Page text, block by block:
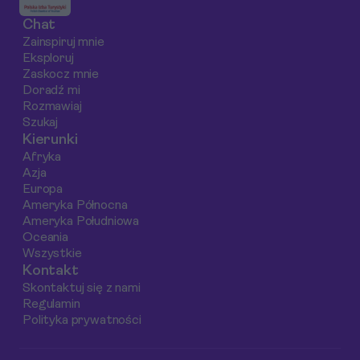
prosto z Morza
Karaibskiego.
Chat
Zainspiruj mnie
Eksploruj
Zaskocz mnie
Doradź mi
Rozmawiaj
Szukaj
Kierunki
Afryka
Azja
Europa
Ameryka Północna
Ameryka Południowa
Oceania
Wszystkie
Kontakt
Skontaktuj się z nami
Regulamin
Polityka prywatności